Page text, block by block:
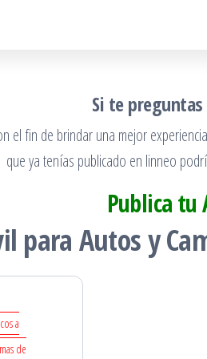
Si te preguntas
el fin de brindar una mejor
que ya tenías publicado en linneo
Publica tu
para Autos y
a
de